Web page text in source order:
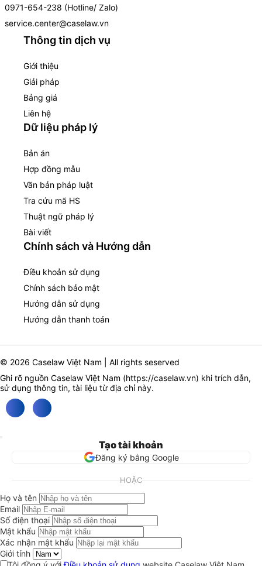
0971-654-238 (Hotline/ Zalo)
service.center@caselaw.vn
Thông tin dịch vụ
Giới thiệu
Giải pháp
Bảng giá
Liên hệ
Dữ liệu pháp lý
Bản án
Hợp đồng mẫu
Văn bản pháp luật
Tra cứu mã HS
Thuật ngữ pháp lý
Bài viết
Chính sách và Hướng dẫn
Điều khoản sử dụng
Chính sách bảo mật
Hướng dẫn sử dụng
Hướng dẫn thanh toán
© 2026 Caselaw Việt Nam | All rights seserved
Ghi rõ nguồn Caselaw Việt Nam (https://caselaw.vn) khi trích dẫn,
sử dụng thông tin, tài liệu từ địa chỉ này.
Tạo tài khoản
Đăng ký bằng Google
HOẶC
Họ và tên
Email
Số điện thoại
Mật khẩu
Xác nhận mật khẩu
Giới tính